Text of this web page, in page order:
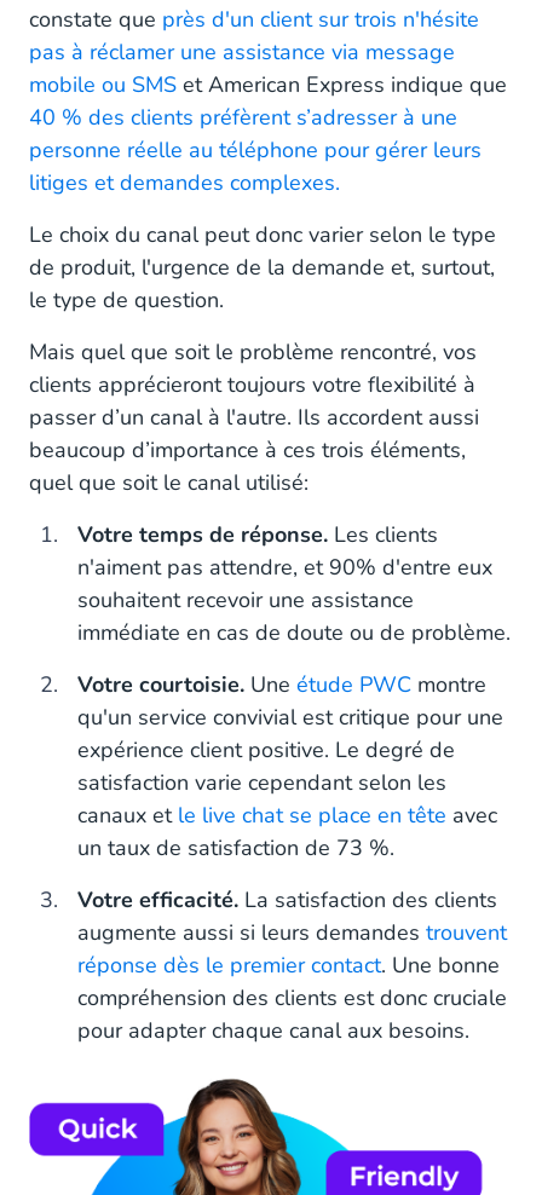
constate que près d'un client sur trois n'hésite
pas à réclamer une assistance via message
mobile ou SMS et American Express indique que
40 % des clients préfèrent s’adresser à une
personne réelle au téléphone pour gérer leurs
litiges et demandes complexes.
Le choix du canal peut donc varier selon le type
de produit, l'urgence de la demande et, surtout,
le type de question.
Mais quel que soit le problème rencontré, vos
clients apprécieront toujours votre flexibilité à
passer d’un canal à l'autre. Ils accordent aussi
beaucoup d’importance à ces trois éléments,
quel que soit le canal utilisé:
Votre temps de réponse. Les clients
n'aiment pas attendre, et 90% d'entre eux
souhaitent recevoir une assistance
immédiate en cas de doute ou de problème.
Votre courtoisie. Une étude PWC montre
qu'un service convivial est critique pour une
expérience client positive. Le degré de
satisfaction varie cependant selon les
canaux et le live chat se place en tête avec
un taux de satisfaction de 73 %.
Votre efficacité. La satisfaction des clients
augmente aussi si leurs demandes trouvent
réponse dès le premier contact. Une bonne
compréhension des clients est donc cruciale
pour adapter chaque canal aux besoins.